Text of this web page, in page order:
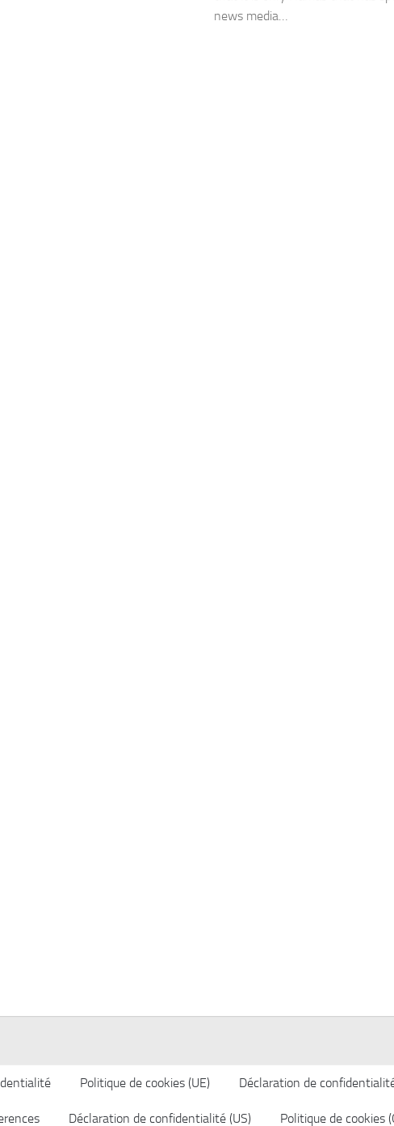
news media…
Politique de cookies (UE) Déclaration de
Déclaration de confidentialité (US) Politique de cookies